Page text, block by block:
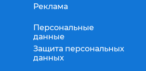
Реклама
Персональные
данные
Защита персональных
данных